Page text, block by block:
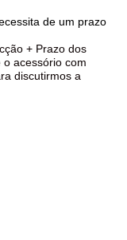
de um prazo
+ Prazo dos
acessório com
discutirmos a